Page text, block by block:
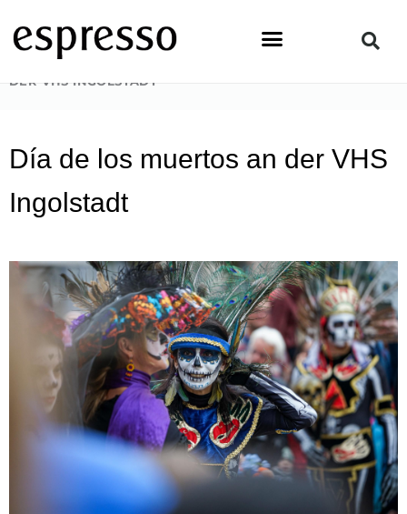
Inhalt
springen
STARTSEITE
DER VHS INGOLSTADT
Día de los muertos an der VHS
Ingolstadt